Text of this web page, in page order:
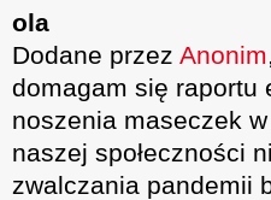
ola
Dodane przez Anonim
domagam się raportu
noszenia maseczek
naszej społeczności
zwalczania pandemii